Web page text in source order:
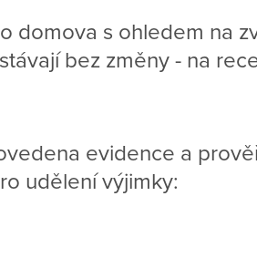
domova s ohledem na
bez změny - na
evidence a
udělení výjimky: